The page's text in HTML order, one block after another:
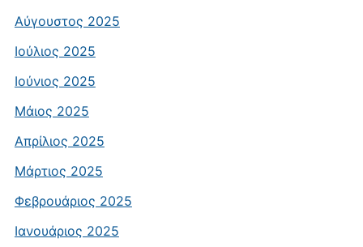
Αύγουστος 2025
Ιούλιος 2025
Ιούνιος 2025
Μάιος 2025
Απρίλιος 2025
Μάρτιος 2025
Φεβρουάριος 2025
Ιανουάριος 2025